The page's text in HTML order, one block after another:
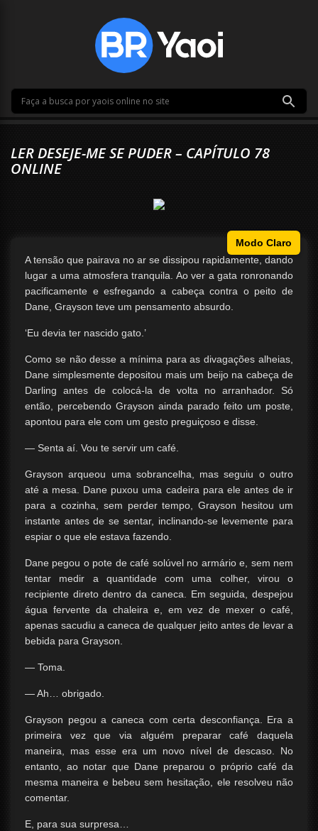
LER DESEJE-ME SE PUDER – CAPÍTULO 78
ONLINE
Modo Claro
A tensão que pairava no ar se dissipou rapidamente, dando
lugar a uma atmosfera tranquila. Ao ver a gata ronronando
pacificamente e esfregando a cabeça contra o peito de
Dane, Grayson teve um pensamento absurdo.
‘Eu devia ter nascido gato.’
Como se não desse a mínima para as divagações alheias,
Dane simplesmente depositou mais um beijo na cabeça de
Darling antes de colocá-la de volta no arranhador. Só
então, percebendo Grayson ainda parado feito um poste,
apontou para ele com um gesto preguiçoso e disse.
— Senta aí. Vou te servir um café.
Grayson arqueou uma sobrancelha, mas seguiu o outro
até a mesa. Dane puxou uma cadeira para ele antes de ir
para a cozinha, sem perder tempo, Grayson hesitou um
instante antes de se sentar, inclinando-se levemente para
espiar o que ele estava fazendo.
Dane pegou o pote de café solúvel no armário e, sem nem
tentar medir a quantidade com uma colher, virou o
recipiente direto dentro da caneca. Em seguida, despejou
água fervente da chaleira e, em vez de mexer o café,
apenas sacudiu a caneca de qualquer jeito antes de levar a
bebida para Grayson.
— Toma.
— Ah… obrigado.
Grayson pegou a caneca com certa desconfiança. Era a
primeira vez que via alguém preparar café daquela
maneira, mas esse era um novo nível de descaso. No
entanto, ao notar que Dane preparou o próprio café da
mesma maneira e bebeu sem hesitação, ele resolveu não
comentar.
E, para sua surpresa…